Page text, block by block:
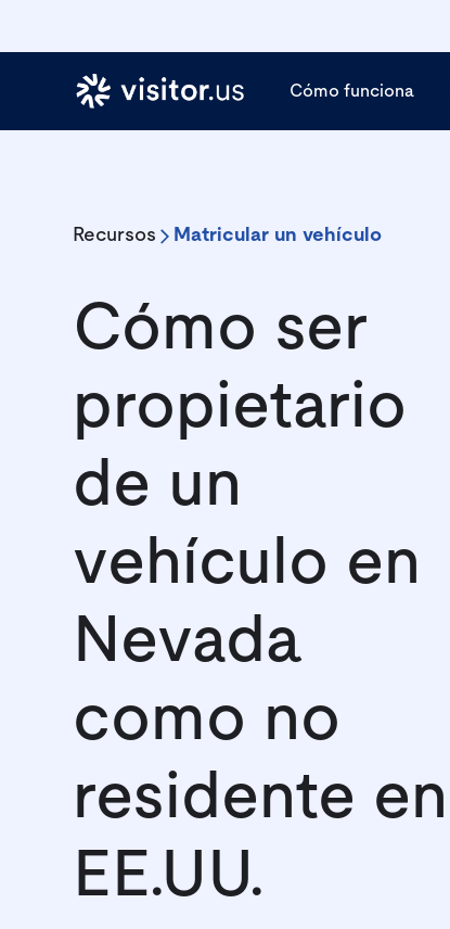
Cómo funciona
Recursos Matricular un vehículo
Cómo ser
propietario
de un
vehículo en
Nevada
como no
residente en
EE.UU.